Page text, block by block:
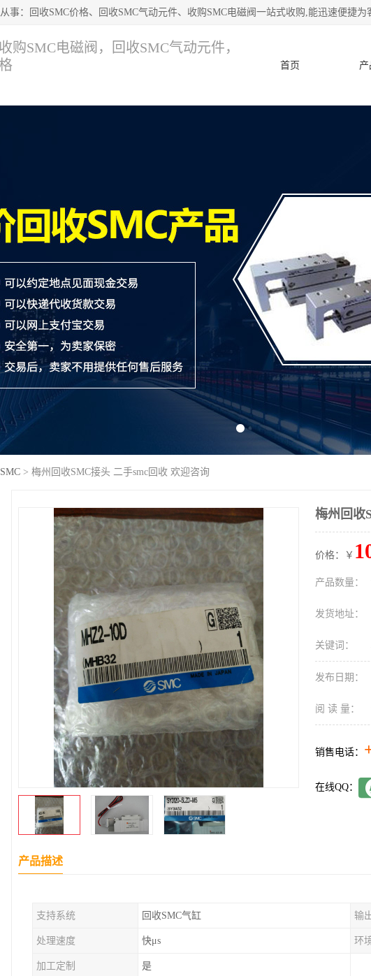
购SMC电磁阀，回收SMC气动元件，
首页 产
> 梅州回收SMC接头 二手smc回收 欢迎咨询
梅州回收
价格：￥
产品数量：
发货地址：
关键词：
发布日期：
阅 读 量：
销售电话：
在线QQ：
产品描述
支持系统 回收SMC气缸 输
处理速度 快μs 环
加工定制 是